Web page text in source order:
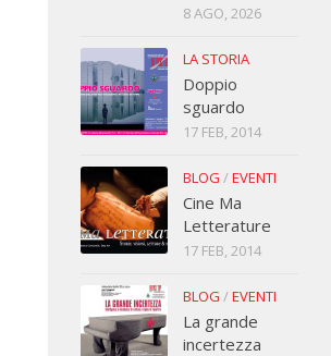
8 AGO, 2026
LA STORIA
Doppio
sguardo
17 FEB, 2014
BLOG /EVENTI
Cine Ma
Letterature
17 FEB, 2014
BLOG /EVENTI
La grande
incertezza